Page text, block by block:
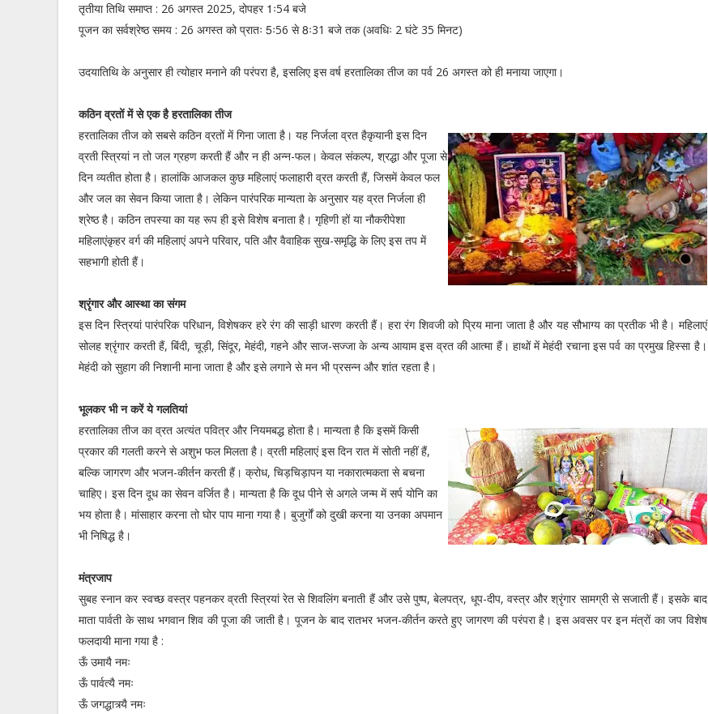
तृतीया तिथि समाप्त : 26 अगस्त 2025, दोपहर 1ः54 बजे
पूजन का सर्वश्रेष्ठ समय : 26 अगस्त को प्रातः 5ः56 से 8ः31 बजे तक (अवधिः 2 घंटे 35 मिनट)
उदयातिथि के अनुसार ही त्योहार मनाने की परंपरा है, इसलिए इस वर्ष हरतालिका तीज का पर्व 26 अगस्त को ही मनाया जाएगा।
कठिन व्रतों में से एक है हरतालिका तीज
हरतालिका तीज को सबसे कठिन व्रतों में गिना जाता है। यह निर्जला व्रत हैकृयानी इस दिन
व्रती स्त्रियां न तो जल ग्रहण करती हैं और न ही अन्न-फल। केवल संकल्प, श्रद्धा और पूजा से
दिन व्यतीत होता है। हालांकि आजकल कुछ महिलाएं फलाहारी व्रत करती हैं, जिसमें केवल फल
और जल का सेवन किया जाता है। लेकिन पारंपरिक मान्यता के अनुसार यह व्रत निर्जला ही
श्रेष्ठ है। कठिन तपस्या का यह रूप ही इसे विशेष बनाता है। गृहिणी हों या नौकरीपेशा
महिलाएंकृहर वर्ग की महिलाएं अपने परिवार, पति और वैवाहिक सुख-समृद्धि के लिए इस तप में
सहभागी होती हैं।
श्रृंगार और आस्था का संगम
इस दिन स्त्रियां पारंपरिक परिधान, विशेषकर हरे रंग की साड़ी धारण करती हैं। हरा रंग शिवजी को प्रिय माना जाता है और यह सौभाग्य का प्रतीक भी है। महिलाएं
सोलह श्रृंगार करती हैं, बिंदी, चूड़ी, सिंदूर, मेहंदी, गहने और साज-सज्जा के अन्य आयाम इस व्रत की आत्मा हैं। हाथों में मेहंदी रचाना इस पर्व का प्रमुख हिस्सा है।
मेहंदी को सुहाग की निशानी माना जाता है और इसे लगाने से मन भी प्रसन्न और शांत रहता है।
भूलकर भी न करें ये गलतियां
हरतालिका तीज का व्रत अत्यंत पवित्र और नियमबद्ध होता है। मान्यता है कि इसमें किसी
प्रकार की गलती करने से अशुभ फल मिलता है। व्रती महिलाएं इस दिन रात में सोती नहीं हैं,
बल्कि जागरण और भजन-कीर्तन करती हैं। क्रोध, चिड़चिड़ापन या नकारात्मकता से बचना
चाहिए। इस दिन दूध का सेवन वर्जित है। मान्यता है कि दूध पीने से अगले जन्म में सर्प योनि का
भय होता है। मांसाहार करना तो घोर पाप माना गया है। बुजुर्गों को दुखी करना या उनका अपमान
भी निषिद्ध है।
मंत्रजाप
सुबह स्नान कर स्वच्छ वस्त्र पहनकर व्रती स्त्रियां रेत से शिवलिंग बनाती हैं और उसे पुष्प, बेलपत्र, धूप-दीप, वस्त्र और श्रृंगार सामग्री से सजाती हैं। इसके बाद
माता पार्वती के साथ भगवान शिव की पूजा की जाती है। पूजन के बाद रातभर भजन-कीर्तन करते हुए जागरण की परंपरा है। इस अवसर पर इन मंत्रों का जप विशेष
फलदायी माना गया है :
ऊँ उमायै नमः
ऊँ पार्वत्यै नमः
ऊँ जगद्धात्र्यै नमः